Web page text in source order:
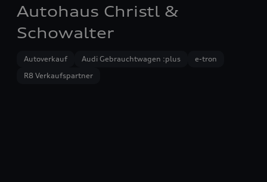
Autohaus Christl &
Schowalter
Autoverkauf Audi Gebrauchtwagen :plus
e-tron
R8 Verkaufspartner